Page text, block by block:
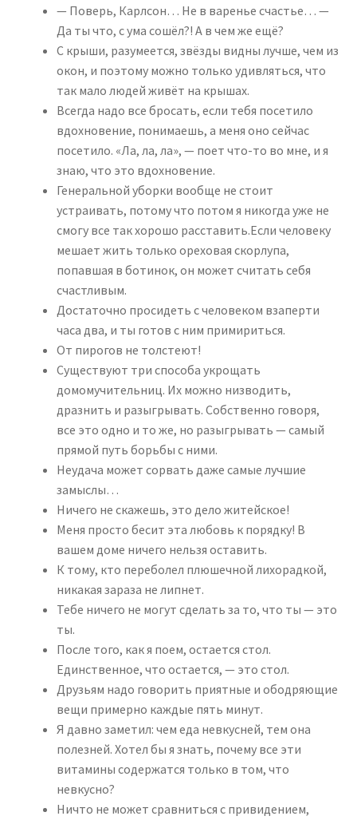
— Поверь, Карлсон… Не в варенье счастье… —
Да ты что, с ума сошёл?! А в чем же ещё?
С крыши, разумеется, звёзды видны лучше, чем из
окон, и поэтому можно только удивляться, что
так мало людей живёт на крышах.
Всегда надо все бросать, если тебя посетило
вдохновение, понимаешь, а меня оно сейчас
посетило. «Ла, ла, ла», — поет что-то во мне, и я
знаю, что это вдохновение.
Генеральной уборки вообще не стоит
устраивать, потому что потом я никогда уже не
смогу все так хорошо расставить.Если человеку
мешает жить только ореховая скорлупа,
попавшая в ботинок, он может считать себя
счастливым.
Достаточно просидеть с человеком взаперти
часа два, и ты готов с ним примириться.
От пирогов не толстеют!
Существуют три способа укрощать
домомучительниц. Их можно низводить,
дразнить и разыгрывать. Собственно говоря,
все это одно и то же, но разыгрывать — самый
прямой путь борьбы с ними.
Неудача может сорвать даже самые лучшие
замыслы…
Ничего не скажешь, это дело житейское!
Меня просто бесит эта любовь к порядку! В
вашем доме ничего нельзя оставить.
К тому, кто переболел плюшечной лихорадкой,
никакая зараза не липнет.
Тебе ничего не могут сделать за то, что ты — это
ты.
После того, как я поем, остается стол.
Единственное, что остается, — это стол.
Друзьям надо говорить приятные и ободряющие
вещи примерно каждые пять минут.
Я давно заметил: чем еда невкусней, тем она
полезней. Хотел бы я знать, почему все эти
витамины содержатся только в том, что
невкусно?
Ничто не может сравниться с привидением,